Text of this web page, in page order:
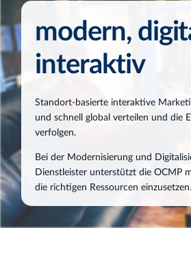
modern,
interaktiv​
Standort-basierte interaktive
und schnell global verteilen und die
verfolgen.
Bei der Modernisierung und
Dienstleister unterstützt die OCMP
die richtigen Ressourcen einzusetzen.